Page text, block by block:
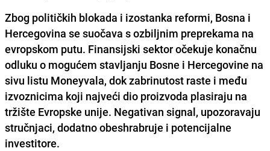
Zbog političkih blokada i izostanka reformi, Bosna i
Hercegovina se suočava s ozbiljnim preprekama na
evropskom putu. Finansijski sektor očekuje konačnu
odluku o mogućem stavljanju Bosne i Hercegovine na
sivu listu Moneyvala, dok zabrinutost raste i među
izvoznicima koji najveći dio proizvoda plasiraju na
tržište Evropske unije. Negativan signal, upozoravaju
stručnjaci, dodatno obeshrabruje i potencijalne
investitore.